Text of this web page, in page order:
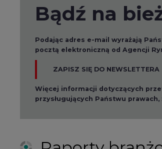
Bądź na
Podając adres e-mail wyrażają
pocztą elektroniczną od Agencji
ZAPISZ SIĘ DO NEWSLETTERA
Więcej informacji dotyczących
przysługujących Państwu